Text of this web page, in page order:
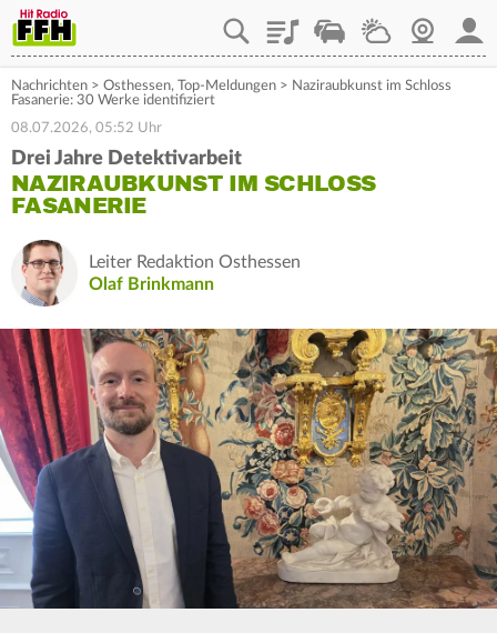
PlaylistStaupilotWetterWebcam
Nachrichten > Osthessen, Top-Meldungen > Naziraubkunst im Schloss
Fasanerie: 30 Werke identifiziert
08.07.2026, 05:52 Uhr
Drei Jahre Detektivarbeit
NAZIRAUBKUNST IM SCHLOSS
FASANERIE
Leiter Redaktion Osthessen
Olaf Brinkmann